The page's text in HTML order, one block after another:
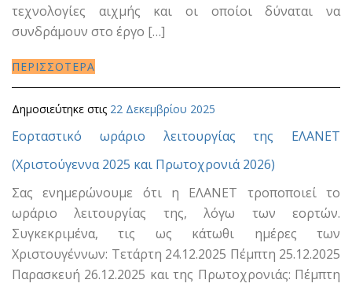
τεχνολογίες αιχμής και οι οποίοι δύναται να
συνδράμουν στο έργο […]
ΠΕΡΙΣΣΟΤΕΡΑ
Δημοσιεύτηκε στις 22 Δεκεμβρίου 2025
Εορταστικό ωράριο λειτουργίας της ΕΛΑΝΕΤ
(Χριστούγεννα 2025 και Πρωτοχρονιά 2026)
Σας ενημερώνουμε ότι η ΕΛΑΝΕΤ τροποποιεί το
ωράριο λειτουργίας της, λόγω των εορτών.
Συγκεκριμένα, τις ως κάτωθι ημέρες των
Χριστουγέννων: Τετάρτη 24.12.2025 Πέμπτη 25.12.2025
Παρασκευή 26.12.2025 και της Πρωτοχρονιάς: Πέμπτη